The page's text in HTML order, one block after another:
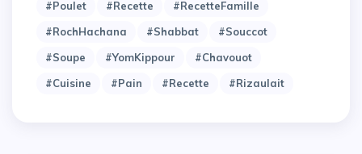
#Poulet #Recette
#RecetteFamille
#RochHachana
#Shabbat
#Souccot
#Soupe
#YomKippour
#chavouot
#cuisine
#pain #recette #rizaulait